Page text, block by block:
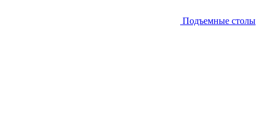
Подъемные столы